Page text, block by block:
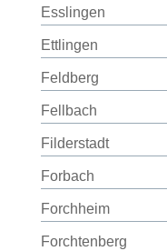
Esslingen
Ettlingen
Feldberg
Fellbach
Filderstadt
Forbach
Forchheim
Forchtenberg